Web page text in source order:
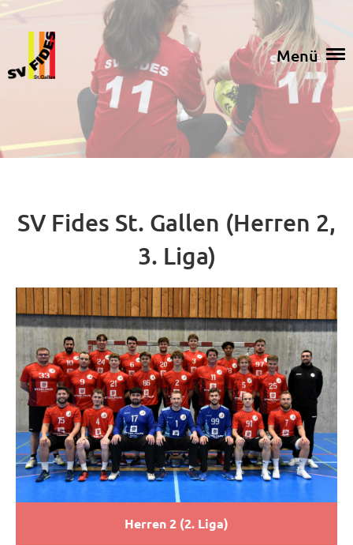
Menü
SV Fides St. Gallen (Herren 2,
3. Liga)
Herren 2 (2. Liga)